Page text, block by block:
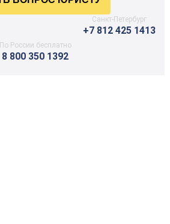
Санкт-Петербург
+7 812 425 1413
По России бесплатно
8 800 350 1392